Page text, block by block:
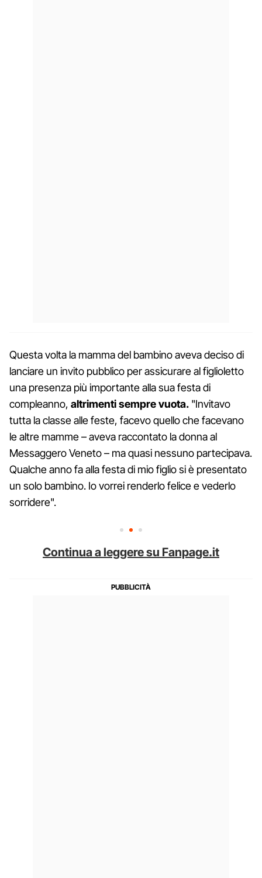
Questa volta la mamma del bambino aveva deciso di
lanciare un invito pubblico per assicurare al figlioletto
una presenza più importante alla sua festa di
compleanno, altrimenti sempre vuota. "Invitavo
tutta la classe alle feste, facevo quello che facevano
le altre mamme – aveva raccontato la donna al
Messaggero Veneto – ma quasi nessuno partecipava.
Qualche anno fa alla festa di mio figlio si è presentato
un solo bambino. Io vorrei renderlo felice e vederlo
sorridere".
Continua a leggere su Fanpage.it